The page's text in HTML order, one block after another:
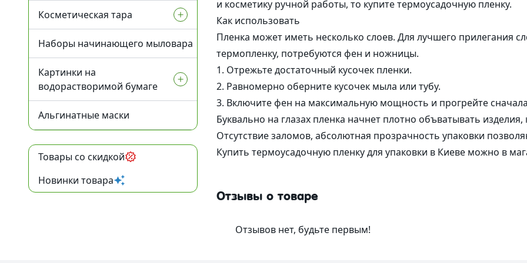
УФ-фильтры
Для загара
После загара
Дезодоранты
Другие компоненты
Активные комплексы
Косметическая тара
Флаконы для косметики
Баночки для косметики
Вакуумные флаконы
Тубы для косметики
Алюминиевая тара
Стеклянная тара
Наборы начинающего мыловара
Картинки на
водорастворимой бумаге
Ангелочки
Новый Год и зима
Альгинатные маски
Товары со скидкой
Новинки товара
и косметику ручной работы, то купите термоусадочную пленку.
Как использовать
Пленка может иметь несколько слоев. Для лучшего прилегания
термопленку, потребуются фен и ножницы.
1. Отрежьте достаточный кусочек пленки.
2. Равномерно оберните кусочек мыла или тубу.
3. Включите фен на максимальную мощность и прогрейте
Буквально на глазах пленка начнет плотно объватывать изделия,
Отсутствие заломов, абсолютная прозрачность упаковки
Купить термоусадочную пленку для упаковки в Киеве можно в
Отзывы о товаре
Отзывов нет, будьте первым!